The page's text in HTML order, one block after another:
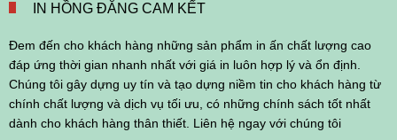
IN HỒNG ĐĂNG CAM KẾT
Đem đến cho khách hàng những sản phẩm in ấn chất lượng cao
đáp ứng thời gian nhanh nhất với giá in luôn hợp lý và ổn định.
Chúng tôi gây dựng uy tín và tạo dựng niềm tin cho khách hàng từ
chính chất lượng và dịch vụ tối ưu, có những chính sách tốt nhất
dành cho khách hàng thân thiết. Liên hệ ngay với chúng tôi